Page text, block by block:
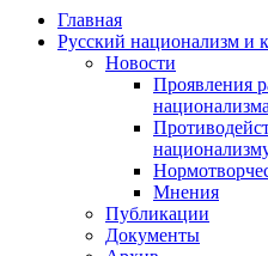
Главная
Русский национализм и
Новости
Проявления
Мнения
Публикации
Документы